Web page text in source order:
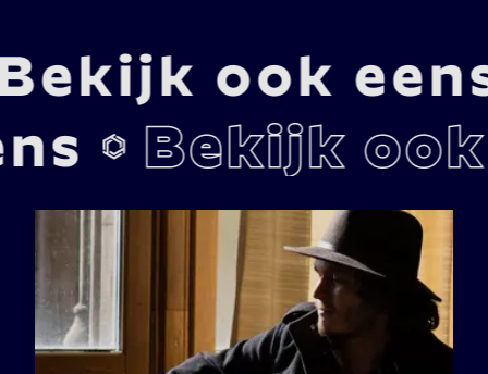
mogelijkheden:
2 uur is 2 × 35 minuten 699 euro excl. btw (tussen 2 uren)
3 uur is 3 × 35 minuten 799 euro excl. btw (tussen 3 uren)
4 uur is 4 × 35 minuten 899 euro excl. btw (tussen 4 uren)
5de uur is ook mogelijk